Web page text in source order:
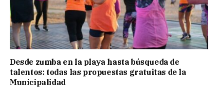
Desde zumba en la playa hasta búsqueda de
talentos: todas las propuestas gratuitas de la
Municipalidad